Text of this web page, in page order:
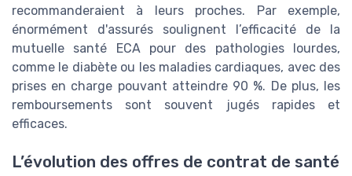
recommanderaient à leurs proches. Par exemple,
énormément d'assurés soulignent l’efficacité de la
mutuelle santé ECA pour des pathologies lourdes,
comme le diabète ou les maladies cardiaques, avec des
prises en charge pouvant atteindre 90 %. De plus, les
remboursements sont souvent jugés rapides et
efficaces.
L’évolution des offres de contrat de santé